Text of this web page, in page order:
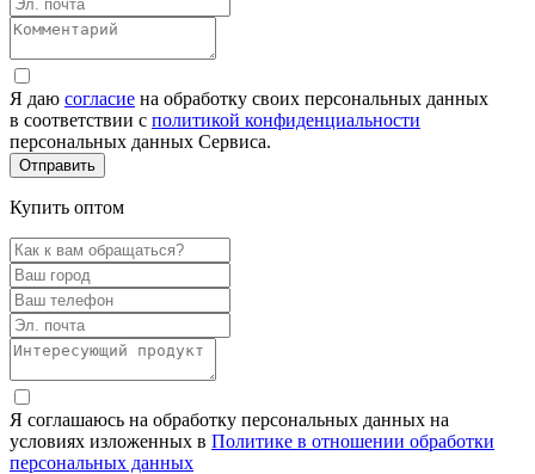
Я даю согласие на обработку своих персональных данных
в соответствии с политикой конфиденциальности
персональных данных Сервиса.
Купить оптом
Я соглашаюсь на обработку персональных данных на
условиях изложенных в Политике в отношении обработки
персональных данных